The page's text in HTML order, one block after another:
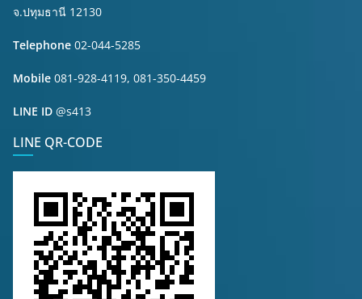
จ.ปทุมธานี 12130
Telephone 02-044-5285
Mobile 081-928-4119, 081-350-4459
LINE ID @s413
LINE QR-CODE